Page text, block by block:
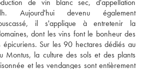
de vin blanc sec, d'appellation
Bilh. Aujourd'hui devenu également
il s'applique à entretenir la
dont les vins font le bonheur des
épicuriens. Sur les 90 hectares dédiés au
Montus, la culture des sols et des plants
et les vendanges sont entièrement